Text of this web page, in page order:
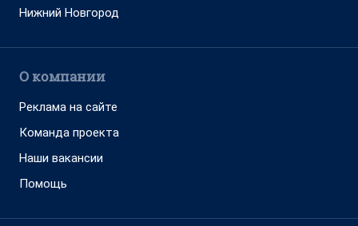
Нижний Новгород
О компании
Реклама на сайте
Команда проекта
Наши вакансии
Помощь